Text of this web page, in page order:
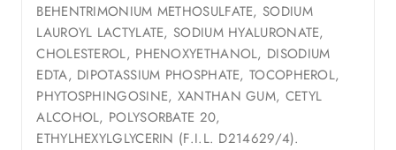
BEHENTRIMONIUM METHOSULFATE, SODIUM
LAUROYL LACTYLATE, SODIUM HYALURONATE,
CHOLESTEROL, PHENOXYETHANOL, DISODIUM
EDTA, DIPOTASSIUM PHOSPHATE, TOCOPHEROL,
PHYTOSPHINGOSINE, XANTHAN GUM, CETYL
ALCOHOL, POLYSORBATE 20,
ETHYLHEXYLGLYCERIN (F.I.L. D214629/4).